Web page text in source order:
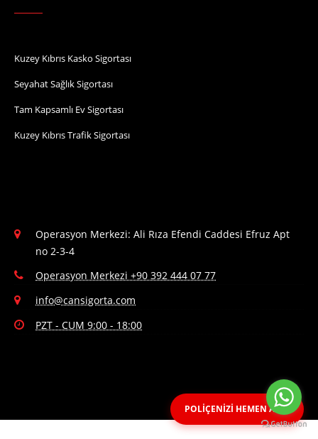
POLİÇENİZİ HEMEN ALIN
Kuzey Kıbrıs Kasko Sigortası
Seyahat Sağlık Sigortası
Tam Kapsamlı Ev Sigortası
Kuzey Kıbrıs Trafik Sigortası
Operasyon Merkezi: Ali Rıza Efendi Caddesi Efruz Apt
no 2-3-4
Operasyon Merkezi +90 392 444 07 77
info@cansigorta.com
PZT - CUM 9:00 - 18:00